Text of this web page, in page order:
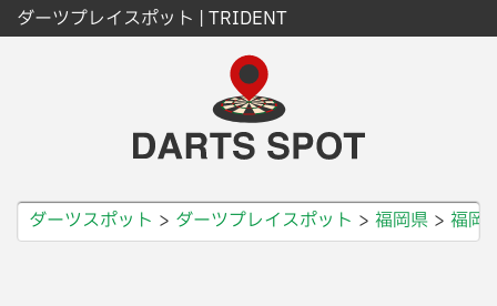
ダーツプレイスポット | TRIDENT
ダーツスポット ダーツプレイスポット 福岡県 福岡